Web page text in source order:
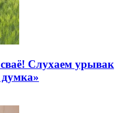
Слухаем урывак